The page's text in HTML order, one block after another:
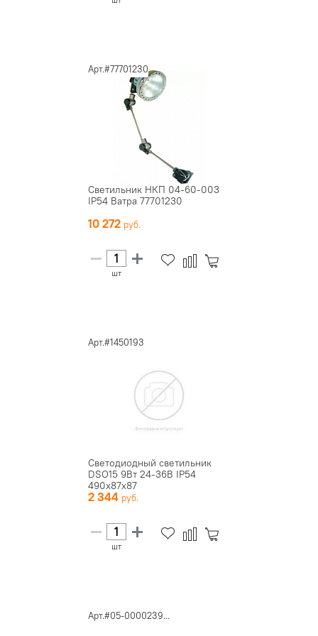
Арт.#77701230
Светильник НКП 04-60-003
IP54 Ватра 77701230
10 272
шт
Арт.#1450193
Светодиодный светильник
DSO15 9Вт 24-36В IP54
490x87x87
2 344
шт
Арт.#05-0000239...